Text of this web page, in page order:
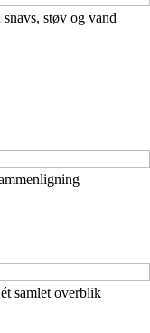
støv og vand
samlet overblik